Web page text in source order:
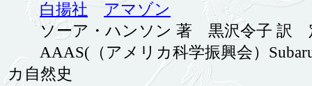
白揚社
アマゾン
ソーア・ハンソン 著 黒沢令子 訳
AAAS(（アメリカ科学振興会）
カ自然史